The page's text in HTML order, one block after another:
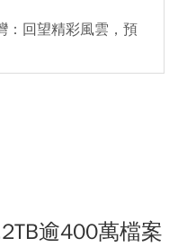
：回望精彩風雲，預
逾400萬檔案